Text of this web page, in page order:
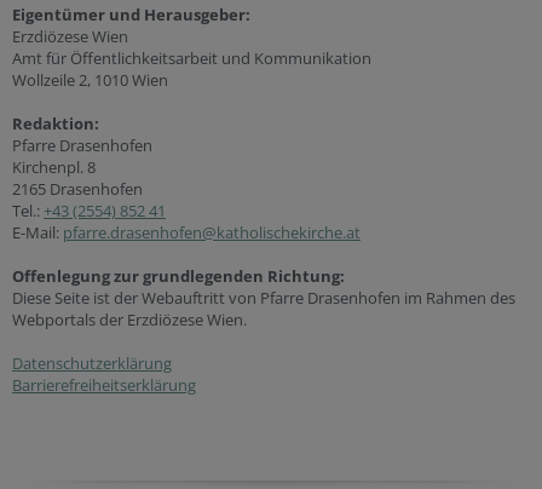
Eigentümer und Herausgeber:
Erzdiözese Wien
Amt für Öffentlichkeitsarbeit und Kommunikation
Wollzeile 2, 1010 Wien
Redaktion:
Pfarre Drasenhofen
Kirchenpl. 8
2165 Drasenhofen
Tel.: +43 (2554) 852 41
E-Mail: pfarre.drasenhofen@katholischekirche.at
Offenlegung zur grundlegenden Richtung:
Diese Seite ist der Webauftritt von Pfarre Drasenhofen im Rahmen des
Webportals der Erzdiözese Wien.
Datenschutzerklärung
Barrierefreiheitserklärung